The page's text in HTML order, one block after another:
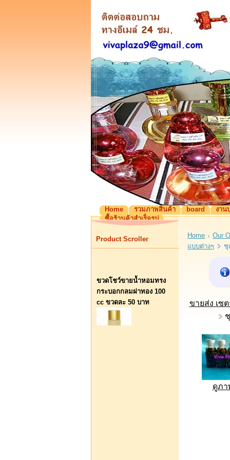
Home รวมภาพสินค้า board งาน
ซื้อร้านค้าสำเร็จรูป
Product Scroller
ขวดโชว์ขายน้ำหอมทรง
กระบอกกลมฝาทอง 100
cc ขวดละ 50 บาท
Home Our
แบบต่างๆ
ชุ
ขายส่ง เซ
ดูภา